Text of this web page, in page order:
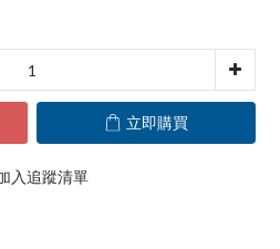
立即購買
入追蹤清單